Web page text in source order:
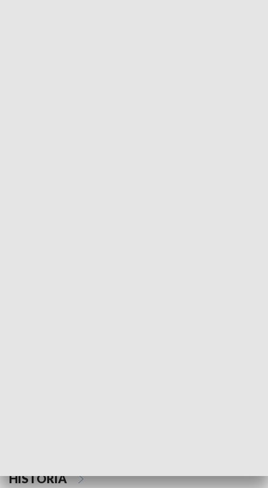
HISTORIA